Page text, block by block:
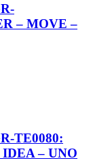
– MOVE –
TE0080:
– UNO